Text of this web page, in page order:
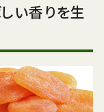
い香りを生